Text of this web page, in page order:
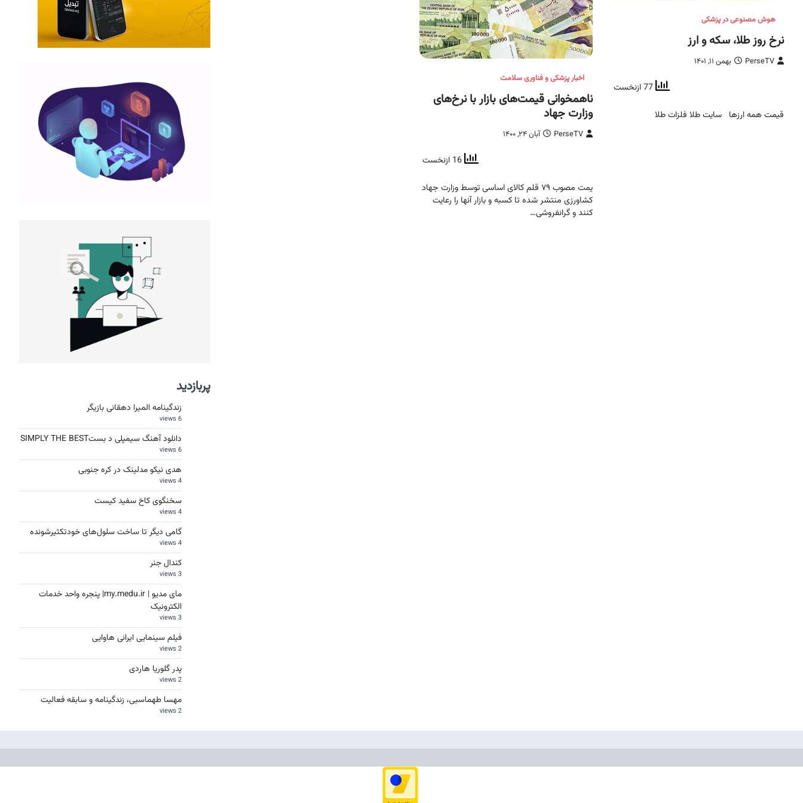
هوش مصنوعی در پزشکی
نرخ روز طلا، سکه و ارز
PerseTV بهمن ۱۱, ۱۴۰۱
قیمت همه ارزها سایت طلا فلزات طلا
اخبار پزشکی و فناوری سلامت
ناهمخوانی قیمت‌های بازار با نرخ‌های
وزارت جهاد
PerseTV آبان ۲۴, ۱۴۰۰
یمت مصوب ۷۹ قلم کالای اساسی توسط وزارت جهاد
کشاورزی منتشر شده تا کسبه و بازار آنها را رعایت
کنند و گرانفروشی…
پربازدید
زندگینامه المیرا دهقانی بازیگر
6 views
دانلود آهنگ سیمپلی د بستSIMPLY THE BEST
6 views
هدی نیکو مدلینک در کره جنوبی
4 views
سخنگوی کاخ سفید کیست
4 views
گامی دیگر تا ساخت سلول‌های خودتکثیرشونده
4 views
کندال جنر
3 views
مای مدیو | my.medu.ir| پنجره واحد خدمات
الکترونیک
3 views
فیلم سینمایی ایرانی هاوایی
2 views
پدر گلوریا هاردی
2 views
مهسا طهماسبی، زندگینامه و سابقه فعالیت
2 views